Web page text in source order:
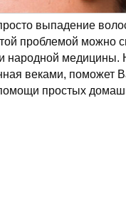
выпадение
проблемой можно
народной медицины.
веками, поможет
простых